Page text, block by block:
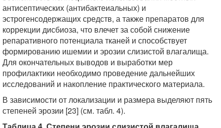
антисептических (антибактеиальных) и
эстрогенсодержащих средств, а также препаратов для
коррекции дисбиоза, что влечет за собой снижение
репаративного потенциала тканей и способствует
формированию ишемии и эрозии слизистой влагалища.
Для окончательных выводов и выработки мер
профилактики необходимо проведение дальнейших
исследований и накопление практического материала.
В зависимости от локализации и размера выделяют пять
степеней эрозии [23] (см. табл. 4).